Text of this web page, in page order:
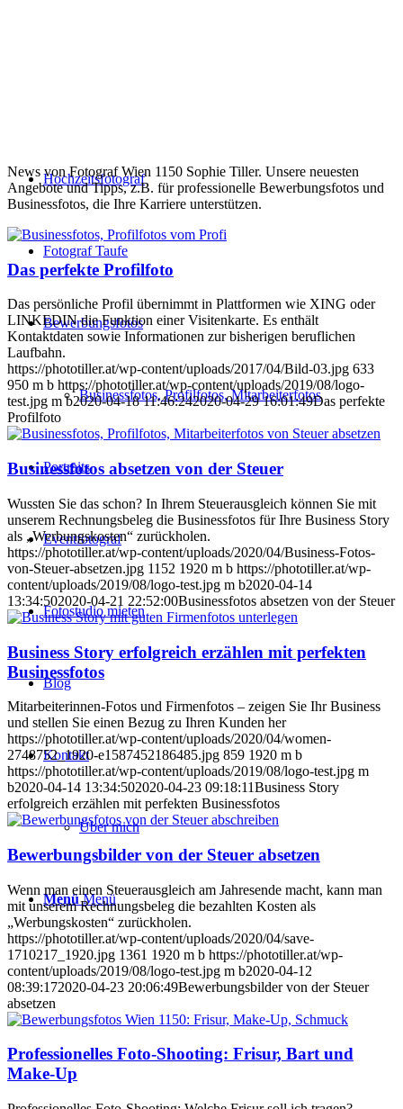
Hochzeitsfotograf
Fotograf Taufe
Bewerbungsfotos
Businessfotos, Profilfotos, Mitarbeiterfotos
Portraits
Eventfotograf
Fotostudio mieten
Blog
Kontakt
Über mich
Menü Menü
News von Fotograf Wien 1150 Sophie Tiller. Unsere neuesten
Angebote und Tipps, z.B. für professionelle Bewerbungsfotos und
Businessfotos, die Ihre Karriere unterstützen.
Das perfekte Profilfoto
Das persönliche Profil übernimmt in Plattformen wie XING oder
LINKEDIN die Funktion einer Visitenkarte. Es enthält
Kontaktdaten sowie Informationen zur bisherigen beruflichen
Laufbahn.
https://phototiller.at/wp-content/uploads/2017/04/Bild-03.jpg 633
950 m b https://phototiller.at/wp-content/uploads/2019/08/logo-
test.jpg m b2020-04-18 11:46:242020-04-29 16:01:49Das perfekte
Profilfoto
Businessfotos absetzen von der Steuer
Wussten Sie das schon? In Ihrem Steuerausgleich können Sie mit
unserem Rechnungsbeleg die Businessfotos für Ihre Business Story
als „Werbungskosten“ zurückholen.
https://phototiller.at/wp-content/uploads/2020/04/Business-Fotos-
von-Steuer-absetzen.jpg 1152 1920 m b https://phototiller.at/wp-
content/uploads/2019/08/logo-test.jpg m b2020-04-14
13:34:502020-04-21 22:52:00Businessfotos absetzen von der Steuer
Business Story erfolgreich erzählen mit perfekten
Businessfotos
Mitarbeiterinnen-Fotos und Firmenfotos – zeigen Sie Ihr Business
und stellen Sie einen Bezug zu Ihren Kunden her
https://phototiller.at/wp-content/uploads/2020/04/women-
2748752_1920-e1587452186485.jpg 859 1920 m b
https://phototiller.at/wp-content/uploads/2019/08/logo-test.jpg m
b2020-04-14 13:34:502020-04-23 09:18:11Business Story
erfolgreich erzählen mit perfekten Businessfotos
Bewerbungsbilder von der Steuer absetzen
Wenn man einen Steuerausgleich am Jahresende macht, kann man
mit unserem Rechnungsbeleg die bezahlten Kosten als
„Werbungskosten“ zurückholen.
https://phototiller.at/wp-content/uploads/2020/04/save-
1710217_1920.jpg 1361 1920 m b https://phototiller.at/wp-
content/uploads/2019/08/logo-test.jpg m b2020-04-12
08:39:172020-04-23 20:06:49Bewerbungsbilder von der Steuer
absetzen
Professionelles Foto-Shooting: Frisur, Bart und
Make-Up